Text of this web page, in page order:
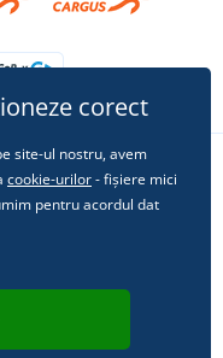
sociale
de vedere tehnic oferă
corect
site-ul nostru, avem
cookie-urilor- fișiere mici
pentru acordul dat